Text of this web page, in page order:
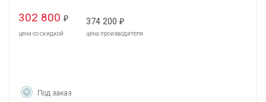
302 800 ₽
цена со скидкой
374 200 ₽
цена производителя
Под заказ